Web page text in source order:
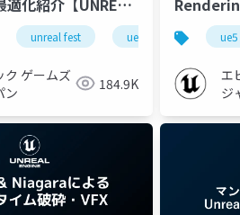
ue-sequencer ue-optimize
】
unreal fest ue-rendering
ク ゲームズ
ン
184.9K
ue5
エ
ジ